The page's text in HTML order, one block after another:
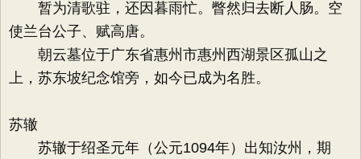
暂为清歌驻，还因暮雨忙。瞥然归去断人肠。空
使兰台公子、赋高唐。
朝云墓位于广东省惠州市惠州西湖景区孤山之
上，苏东坡纪念馆旁，如今已成为名胜。
苏辙
苏辙于绍圣元年（公元1094年）出知汝州，期